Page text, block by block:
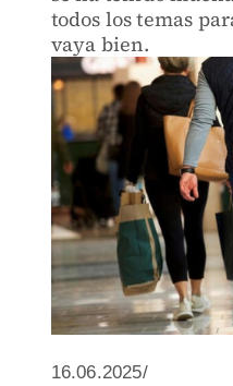
todos los temas
vaya bien.
16.06.2025/